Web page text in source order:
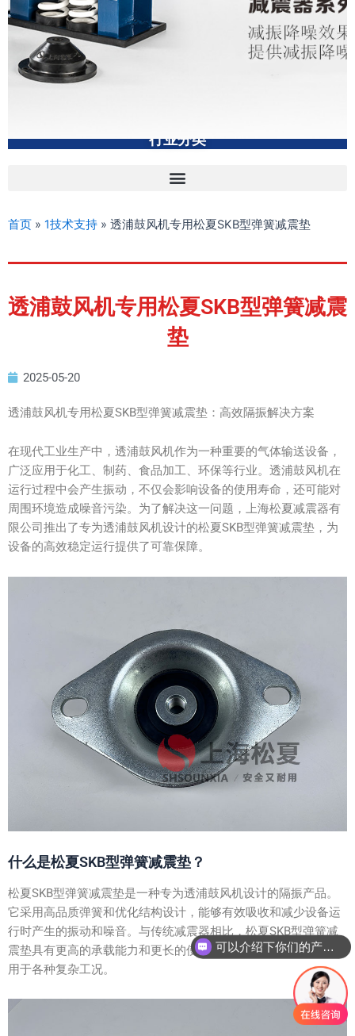
行业分类
首页 » 1技术支持 » 透浦鼓风机专用松夏SKB型弹簧减震垫
透浦鼓风机专用松夏SKB型弹簧减震
垫
2025-05-20
透浦鼓风机专用松夏SKB型弹簧减震垫：高效隔振解决方案
在现代工业生产中，透浦鼓风机作为一种重要的气体输送设备，
广泛应用于化工、制药、食品加工、环保等行业。透浦鼓风机在
运行过程中会产生振动，不仅会影响设备的使用寿命，还可能对
周围环境造成噪音污染。为了解决这一问题，上海松夏减震器有
限公司推出了专为透浦鼓风机设计的松夏SKB型弹簧减震垫，为
设备的高效稳定运行提供了可靠保障。
什么是松夏SKB型弹簧减震垫？
松夏SKB型弹簧减震垫是一种专为透浦鼓风机设计的隔振产品。
它采用高品质弹簧和优化结构设计，能够有效吸收和减少设备运
行时产生的振动和噪音。与传统减震器相比，松夏SKB型弹簧减
震垫具有更高的承载能力和更长的使用寿命，同时安装简便，适
用于各种复杂工况。
可以介绍下你们的产品么？